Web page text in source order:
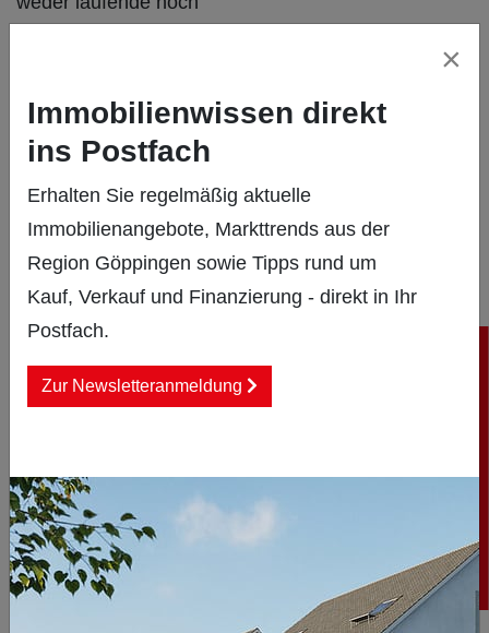
Außergerichtliche Streitbeilegung
Wir sind weder verpflichtet noch dazu bereit, im
einem Streitbeilegungsverfahren vor einer
Verbraucherschlichtungsstelle teilzunehmen.
KI-generierte Inhalte
Die auf dieser Website bereitgestellten Texte, Bilder
und Videos können ganz oder teilweise mit Hilfe
Inhalte, übernehmen jedoch keine Haftung für
eventuelle Fehler oder Unstimmigkeiten, die sich
aus der Nutzung KI-generierter Inhalte ergeben
könnten. Für Rückfragen oder Hinweise stehen wir
Ihnen gerne zur Verfügung.
×
Immobilienwissen direkt
ins Postfach
Erhalten Sie regelmäßig aktuelle
Immobilienangebote, Markttrends aus der
Region Göppingen sowie Tipps rund um
Kauf, Verkauf und Finanzierung - direkt in Ihr
Postfach.
Zur Newsletteranmeldung S-Immobilien-Newsletter